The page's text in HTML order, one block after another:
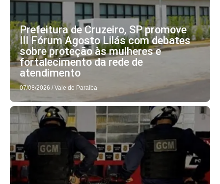
Prefeitura de Cruzeiro, SP promove
III Fórum Agosto Lilás com debates
sobre proteção às mulheres e
fortalecimento da rede de
atendimento
07/08/2026 / Vale do Paraíba